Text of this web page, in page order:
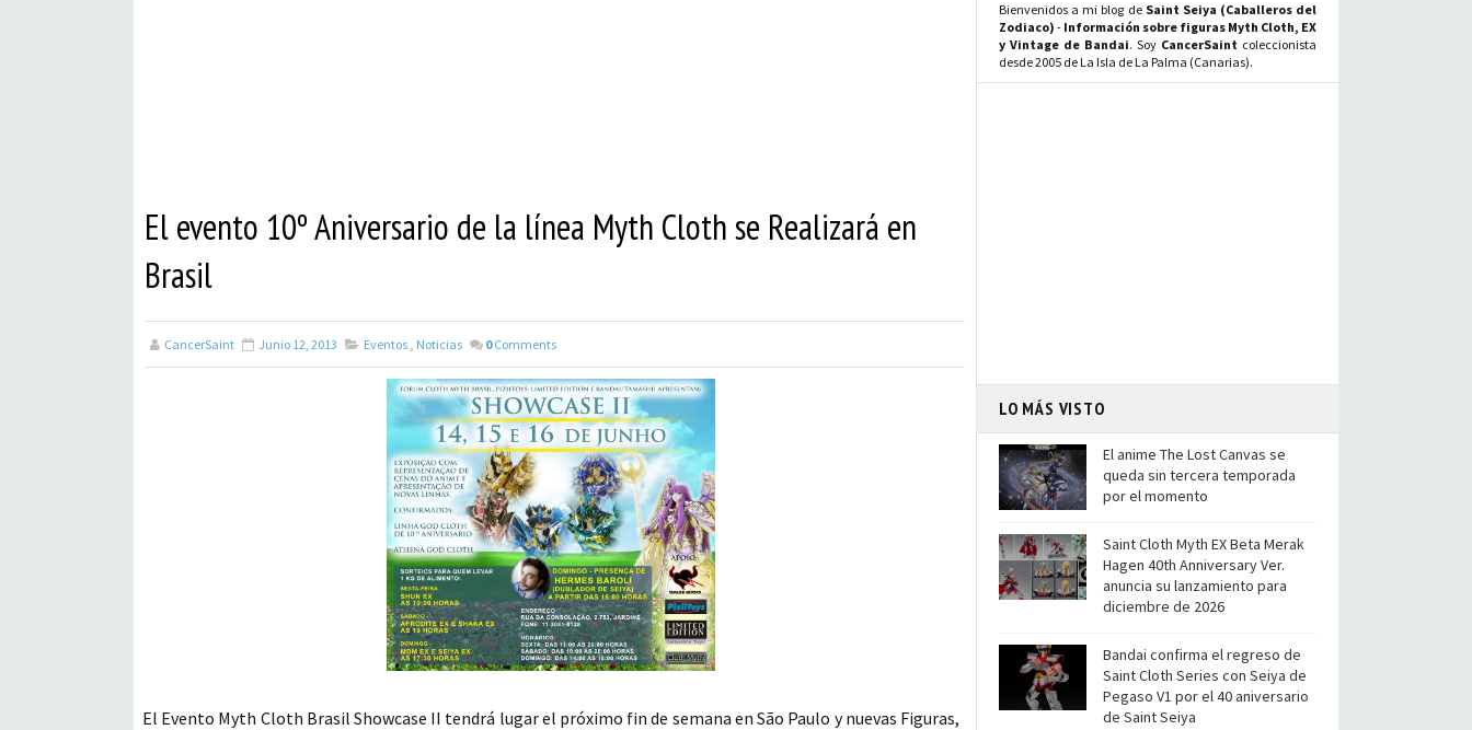
El evento 10º Aniversario de la línea Myth Cloth se Realizará en
Brasil
CancerSaint Junio 12, 2013 Eventos , Noticias 0 Comments
El Evento Myth Cloth Brasil Showcase II tendrá lugar el próximo fin de semana en São Paulo y nuevas Figuras,
Bienvenidos a mi blog de Saint Seiya (Caballeros del
Zodiaco) - Información sobre figuras Myth Cloth, EX
y Vintage de Bandai. Soy CancerSaint coleccionista
desde 2005 de La Isla de La Palma (Canarias).
LO MÁS VISTO
El anime The Lost Canvas se
queda sin tercera temporada
por el momento
Saint Cloth Myth EX Beta Merak
Hagen 40th Anniversary Ver.
anuncia su lanzamiento para
diciembre de 2026
Bandai confirma el regreso de
Saint Cloth Series con Seiya de
Pegaso V1 por el 40 aniversario
de Saint Seiya